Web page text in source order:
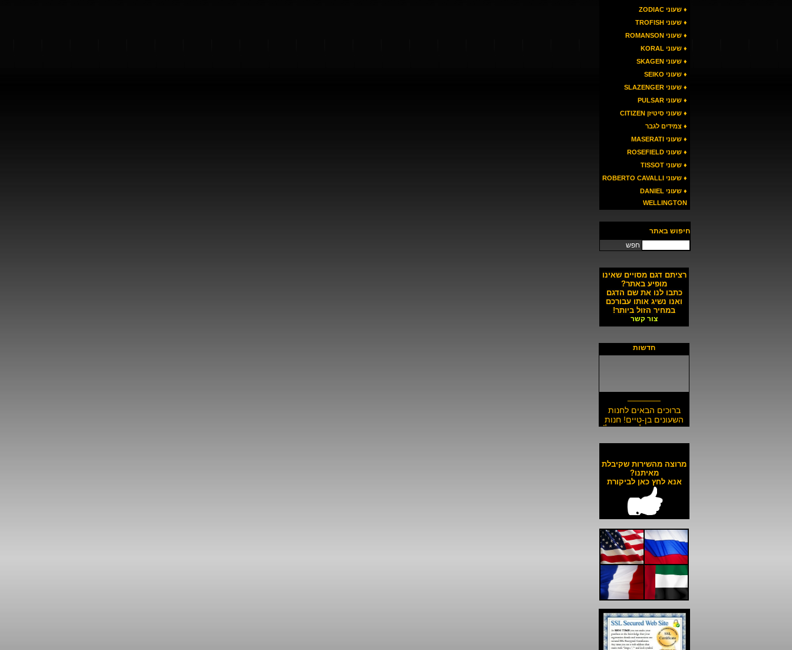
♦ שעוני ZODIAC
♦ שעוני TROFISH
♦ שעוני ROMANSON
♦ שעוני KORAL
♦ שעוני SKAGEN
♦ שעוני SEIKO
♦ שעוני SLAZENGER
♦ שעוני PULSAR
♦ שעוני סיטיזן CITIZEN
♦ צמידים לגבר
♦ שעוני MASERATI
♦ שעוני ROSEFIELD
♦ שעוני TISSOT
♦ שעוני ROBERTO CAVALLI
♦ שעוני DANIEL
WELLINGTON
חיפוש באתר
חפש
רציתם דגם מסויים שאינו
מופיע באתר?
כתבו לנו את שם הדגם
ואנו נשיג אותו עבורכם
במחיר הזול ביותר!
צור קשר
חדשות
_______
ברוכים הבאים לחנות
השעונים בן-טיים! חנות
השעונים הזולה בישראל!
באתר ולכל חלקי הארץ!
__________________
כל השעונים באתר עד 6
תשלומים ללא ריבית!
__________________
האתר מאובטח בהצפנת
SSL מתקדמת
מרוצה מהשירות שקיבלת
מאיתנו?
אנא לחץ כאן לביקורת